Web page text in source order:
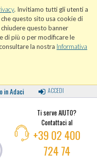
. Invitiamo tutti gli utenti a
questo sito usa cookie di
questo banner
di più o per modificare le
la nostra Informativa
in Adaci ACCEDI
Ti serve AIUTO?
Contattaci al
+39 02 400
724 74